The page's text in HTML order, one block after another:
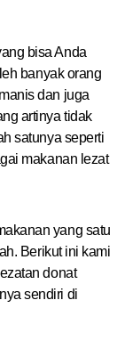
banyak orang
dan juga
artinya tidak
satunya seperti
makanan lezat
yang satu
Berikut ini kami
donat
sendiri di